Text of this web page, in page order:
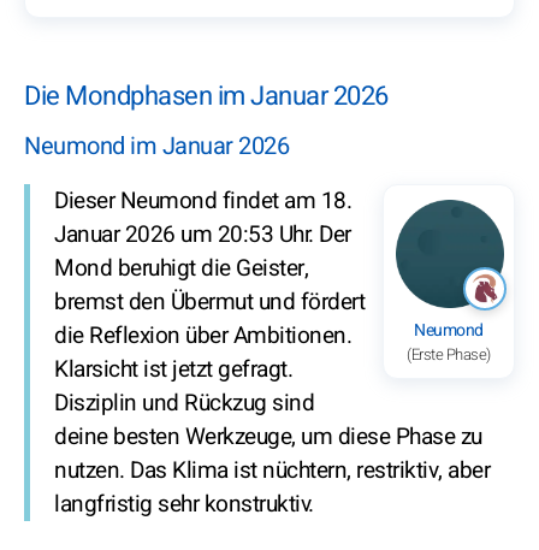
Die Mondphasen im Januar 2026
Neumond im Januar 2026
Neumond
(Erste Phase)
Dieser Neumond findet am 18.
Januar 2026 um 20:53 Uhr. Der
Mond beruhigt die Geister,
bremst den Übermut und fördert
die Reflexion über Ambitionen.
Klarsicht ist jetzt gefragt.
Disziplin und Rückzug sind
deine besten Werkzeuge, um diese Phase zu
nutzen. Das Klima ist nüchtern, restriktiv, aber
langfristig sehr konstruktiv.